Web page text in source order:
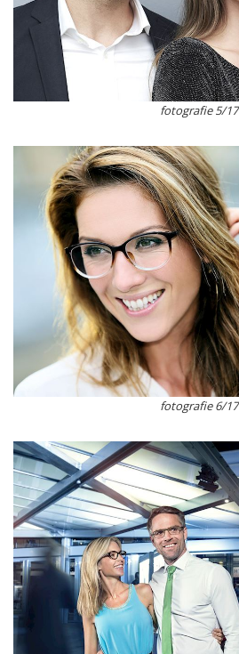
fotografie 5/17
fotografie 6/17